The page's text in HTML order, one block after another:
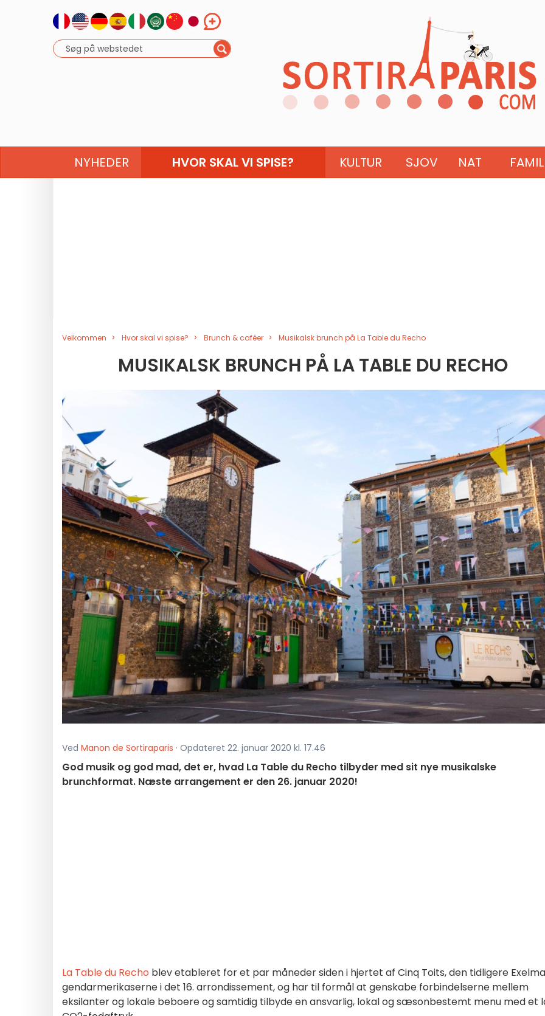
NYHEDER HVOR SKAL VI SPISE? KULTUR SJOV NAT
Velkommen Hvor skal vi spise? Brunch & caféer Musikalsk brunch på La Table du Recho
MUSIKALSK BRUNCH PÅ LA TABLE DU RECHO
Ved Manon de Sortiraparis · Opdateret 22. januar 2020 kl. 17.46
God musik og god mad, det er, hvad La Table du Recho tilbyder med sit nye musikalske
brunchformat. Næste arrangement er den 26. januar 2020!
La Table du Recho blev etableret for et par måneder siden i hjertet af Cinq Toits, den tidligere
gendarmerikaserne i det 16. arrondissement, og har til formål at genskabe forbindelserne mellem
eksilanter og lokale beboere og samtidig tilbyde en ansvarlig, lokal og sæsonbestemt menu med et